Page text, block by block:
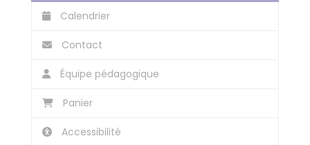
Calendrier
Contact
Équipe pédagogique
Panier
Accessibilité